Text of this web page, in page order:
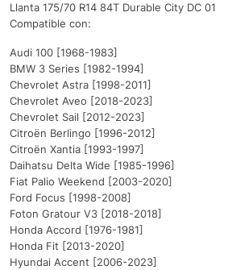
Llanta 175/70 R14 84T Durable City DC 01
Compatible con:
Audi 100 [1968-1983]
BMW 3 Series [1982-1994]
Chevrolet Astra [1998-2011]
Chevrolet Aveo [2018-2023]
Chevrolet Sail [2012-2023]
Citroën Berlingo [1996-2012]
Citroën Xantia [1993-1997]
Daihatsu Delta Wide [1985-1996]
Fiat Palio Weekend [2003-2020]
Ford Focus [1998-2008]
Foton Gratour V3 [2018-2018]
Honda Accord [1976-1981]
Honda Fit [2013-2020]
Hyundai Accent [2006-2023]